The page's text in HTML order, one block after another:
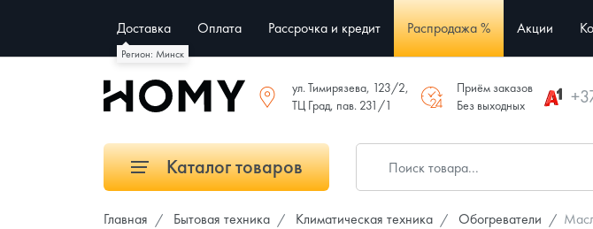
Регион: Минск
Доставка Оплата Рассрочка и кредит Распродажа % Акции
ул. Тимирязева, 123/2,
ТЦ Град, пав. 231/1
Приём заказов
Без выходных
Каталог товаров
Главная Бытовая техника Климатическая техника Обогреватели